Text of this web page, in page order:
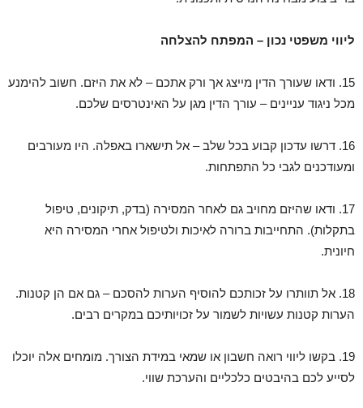
ליווי משפטי נכון – המפתח להצלחה
15.⁠ ⁠ודאו שעורך הדין מייצג אך ורק אתכם – לא את היזם. חשוב להימנע
מכל ניגוד עניינים – עורך הדין מגן על האינטרסים שלכם.
16.⁠ ⁠דרשו עדכון קבוע בכל שלב – אל תישארו באפלה. היו מעורבים
ומעודכנים לגבי כל התפתחות.
17.⁠ ⁠ודאו שהיזם מחויב גם לאחר המסירה (בדק, תיקונים, טיפול
בתקלות). התחייבות ברורה לאיכות ולטיפול אחרי המסירה היא
חיונית.
18.⁠ ⁠אל תוותרו על זכותכם להוסיף הערות להסכם – גם אם הן קטנות.
הערות קטנות עשויות לשמור על זכויותיכם במקרים רבים.
19.⁠ ⁠בקשו ליווי רואה חשבון או שמאי במידת הצורך. מומחים אלה יוכלו
לסייע לכם בהיבטים כלכליים והערכת שווי.